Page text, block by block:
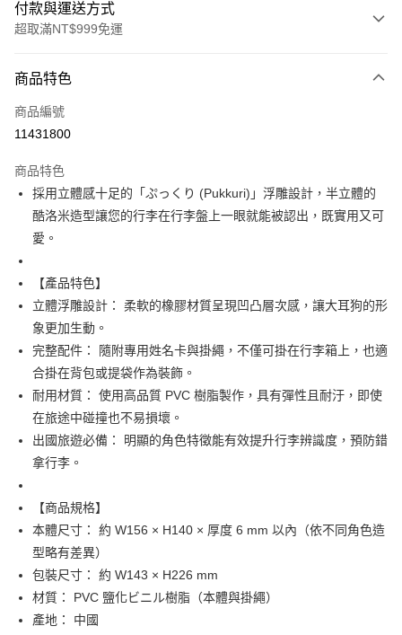
付款與運送方式
超取滿NT$999免運
信用卡一次付款
信用卡分期付款
合作金庫商業銀行
華南商業銀行
彰化商業銀行
上海商業儲蓄銀行
台北富邦商業銀行
國泰世華商業銀行
匯豐（台灣）商業銀行
聯邦商業銀行
元大商業銀行
永豐商業銀行
玉山商業銀行
台新國際商業銀行
中國信託商業銀行
台灣樂天信用卡公司
超商取貨付款
LINE Pay
街口支付
Google Pay
運送方式
全家取貨付款
每筆NT$65，滿NT$999(含以上)免運費
付款後全家取貨
每筆NT$65，滿NT$999(含以上)免運費
7-11取貨付款
每筆NT$65，滿NT$999(含以上)免運費
付款後7-11取貨
商品特色
商品編號
11431800
商品特色
採用立體感十足的「ぷっくり (Pukkuri)」浮雕設計，半立體的
酷洛米造型讓您的行李在行李盤上一眼就能被認出，既實用又可
愛。
【產品特色】
立體浮雕設計： 柔軟的橡膠材質呈現凹凸層次感，讓大耳狗的形
象更加生動。
完整配件： 隨附專用姓名卡與掛繩，不僅可掛在行李箱上，也適
合掛在背包或提袋作為裝飾。
耐用材質： 使用高品質 PVC 樹脂製作，具有彈性且耐汙，即使
在旅途中碰撞也不易損壞。
出國旅遊必備： 明顯的角色特徵能有效提升行李辨識度，預防錯
拿行李。
【商品規格】
本體尺寸： 約 W156 × H140 × 厚度 6 mm 以內（依不同角色造
型略有差異）
包裝尺寸： 約 W143 × H226 mm
材質： PVC 鹽化ビニル樹脂（本體與掛繩）
產地： 中國